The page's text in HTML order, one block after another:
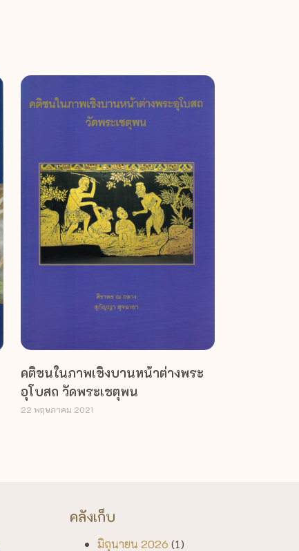
คติชนในภาพเชิงบานหน้าต่างพระ
อุโบสถ วัดพระเชตุพน
22 พฤษภาคม 2021
คลังเก็บ
มิถุนายน 2026 (1)